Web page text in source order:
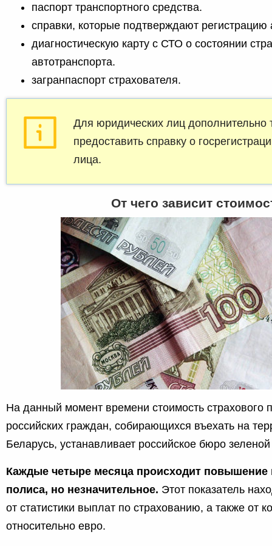
паспорт транспортного средства.
справки, которые подтверждают регистрацию
диагностическую карту с СТО о состоянии
автотранспорта.
загранпаспорт страхователя.
Для юридических лиц дополнительно
предоставить справку о
лица.
От чего зависит
На данный момент времени стоимость страхового
российских граждан, собирающихся въехать на
Беларусь, устанавливает российское бюро
Каждые четыре месяца происходит повышение
полиса, но незначительное. Этот показатель
от статистики выплат по страхованию, а также от
относительно евро.